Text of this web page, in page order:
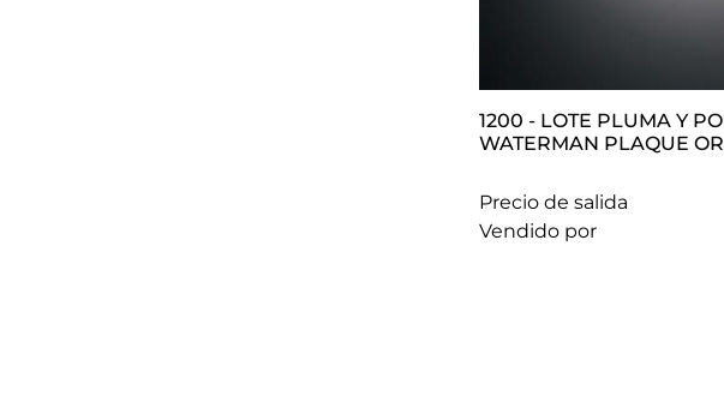
1200 - LOTE PLUMA Y PORTAMINAS
WATERMAN PLAQUE OR
Precio de salida
vendido por